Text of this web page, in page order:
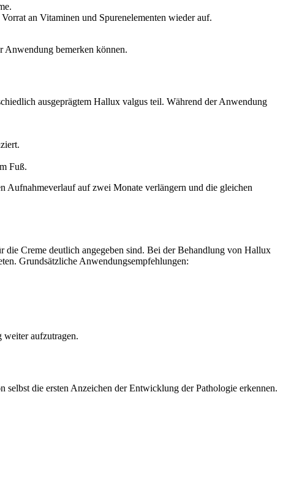
an Vitaminen und Spurenelementen wieder auf.
Anwendung bemerken können.
ausgeprägtem Hallux valgus teil. Während der Anwendung
Fuß.
Aufnahmeverlauf auf zwei Monate verlängern und die gleichen
Creme deutlich angegeben sind. Bei der Behandlung von Hallux
Grundsätzliche Anwendungsempfehlungen:
weiter aufzutragen.
die ersten Anzeichen der Entwicklung der Pathologie erkennen.